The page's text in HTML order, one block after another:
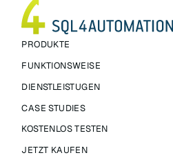
PRODUKTE
FUNKTIONSWEISE
DIENSTLEISTUGEN
CASE STUDIES
KOSTENLOS TESTEN
JETZT KAUFEN